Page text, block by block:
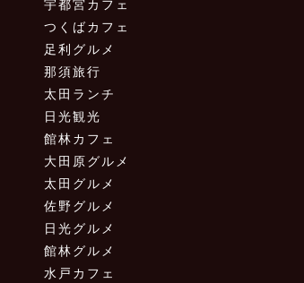
宇都宮カフェ
つくばカフェ
足利グルメ
那須旅行
太田ランチ
日光観光
館林カフェ
大田原グルメ
太田グルメ
佐野グルメ
日光グルメ
館林グルメ
水戸カフェ